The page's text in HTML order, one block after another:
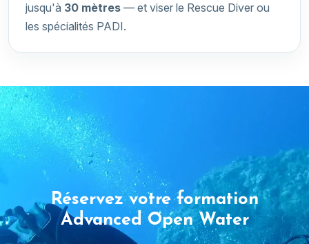
jusqu'à 30 mètres — et viser le Rescue Diver ou
les spécialités PADI.
Réservez votre formation
Advanced Open Water